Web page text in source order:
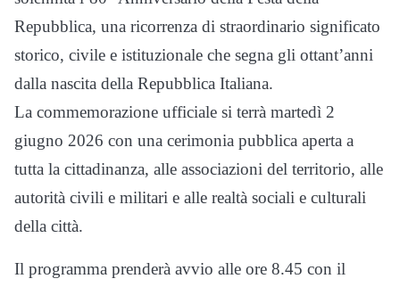
Repubblica, una ricorrenza di straordinario significato
storico, civile e istituzionale che segna gli ottant’anni
dalla nascita della Repubblica Italiana.
La commemorazione ufficiale si terrà martedì 2
giugno 2026 con una cerimonia pubblica aperta a
tutta la cittadinanza, alle associazioni del territorio, alle
autorità civili e militari e alle realtà sociali e culturali
della città.
Il programma prenderà avvio alle ore 8.45 con il